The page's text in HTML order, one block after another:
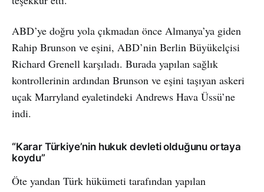
ABD’ye doğru yola çıkmadan önce Almanya’ya giden
Rahip Brunson ve eşini, ABD’nin Berlin Büyükelçisi
Richard Grenell karşıladı. Burada yapılan sağlık
kontrollerinin ardından Brunson ve eşini taşıyan askeri
uçak Marryland eyaletindeki Andrews Hava Üssü’ne
indi.
“Karar Türkiye’nin hukuk devleti olduğunu ortaya
koydu”
Öte yandan Türk hükümeti tarafından yapılan